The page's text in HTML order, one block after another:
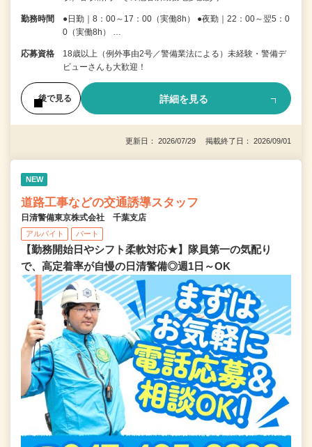
勤務時間
●日勤｜8：00～17：00（実働8h） ●夜勤｜22：00～翌5：0
0（実働8h） …
応募資格
18歳以上（例外事由2号／警備業法による）未経験・警備デ
ビューさんも大歓迎！
後で見る 詳細を見る
更新日： 2026/07/29 掲載終了日： 2026/09/01
NEW
道路工事などの交通誘導スタッフ
日清警備東京株式会社 千葉支店
アルバイト パート
【勤務開始日やシフト柔軟対応★】隊員第一の気配り
で、高定着率が自慢の日清警備◎週1日～OK